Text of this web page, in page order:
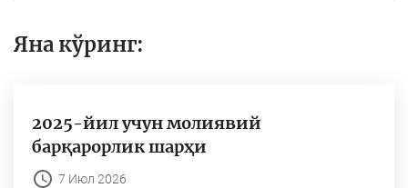
Яна кўринг:
2025-йил учун молиявий
барқарорлик шарҳи
7 Июл 2026